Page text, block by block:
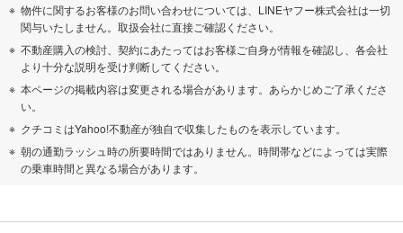
物件に関するお客様のお問い合わせについては、LINEヤフー株式会社は一切
関与いたしません。取扱会社に直接ご確認ください。
不動産購入の検討、契約にあたってはお客様ご自身が情報を確認し、各会社
より十分な説明を受け判断してください。
本ページの掲載内容は変更される場合があります。あらかじめご了承くださ
い。
クチコミはYahoo!不動産が独自で収集したものを表示しています。
朝の通勤ラッシュ時の所要時間ではありません。時間帯などによっては実際
の乗車時間と異なる場合があります。